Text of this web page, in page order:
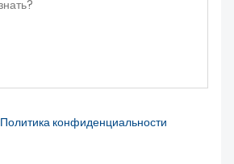
Политика конфиденциальности